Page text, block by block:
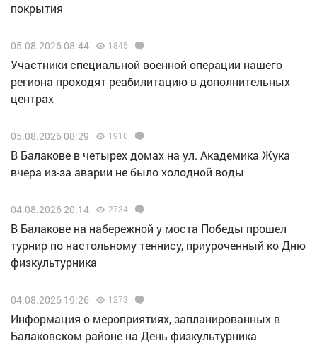
покрытия
05.08.2026 08:44 1845
Участники специальной военной операции нашего
региона проходят реабилитацию в дополнительных
центрах
05.08.2026 08:29 1910
В Балакове в четырех домах на ул. Академика Жука
вчера из-за аварии не было холодной воды
04.08.2026 20:14 2734
В Балакове на набережной у моста Победы прошел
турнир по настольному теннису, приуроченный ко Дню
физкультурника
04.08.2026 19:26 1273
Информация о мероприятиях, запланированных в
Балаковском районе на День физкультурника